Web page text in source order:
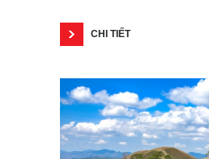
CHI TIẾT